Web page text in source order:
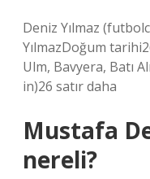
Deniz Yılmaz
YılmazDoğum
Ulm, Bavyera, Batı
in)26 satır daha
Mustafa
nereli?